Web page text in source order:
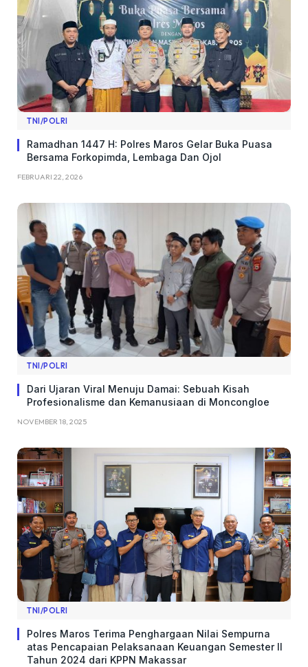
TNI/POLRI
Ramadhan 1447 H: Polres Maros Gelar Buka Puasa
Bersama Forkopimda, Lembaga Dan Ojol
FEBRUARI 22, 2026
TNI/POLRI
Dari Ujaran Viral Menuju Damai: Sebuah Kisah
Profesionalisme dan Kemanusiaan di Moncongloe
NOVEMBER 18, 2025
TNI/POLRI
Polres Maros Terima Penghargaan Nilai Sempurna
atas Pencapaian Pelaksanaan Keuangan Semester II
Tahun 2024 dari KPPN Makassar